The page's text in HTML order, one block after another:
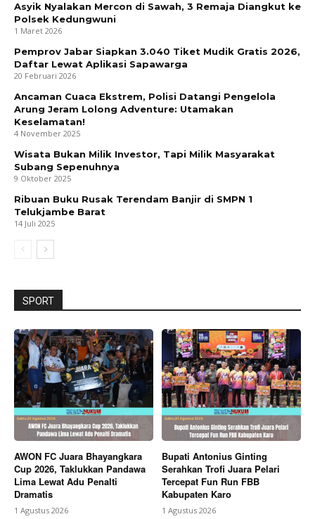
Asyik Nyalakan Mercon di Sawah, 3 Remaja Diangkut ke
Polsek Kedungwuni
1 Maret 2026
Pemprov Jabar Siapkan 3.040 Tiket Mudik Gratis 2026,
Daftar Lewat Aplikasi Sapawarga
20 Februari 2026
Ancaman Cuaca Ekstrem, Polisi Datangi Pengelola
Arung Jeram Lolong Adventure: Utamakan
Keselamatan!
4 November 2025
Wisata Bukan Milik Investor, Tapi Milik Masyarakat
Subang Sepenuhnya
9 Oktober 2025
Ribuan Buku Rusak Terendam Banjir di SMPN 1
Telukjambe Barat
14 Juli 2025
SPORT
AWON FC Juara Bhayangkara
Cup 2026, Taklukkan Pandawa
Lima Lewat Adu Penalti
Dramatis
1 Agustus 2026
Bupati Antonius Ginting
Serahkan Trofi Juara Pelari
Tercepat Fun Run FBB
Kabupaten Karo
1 Agustus 2026